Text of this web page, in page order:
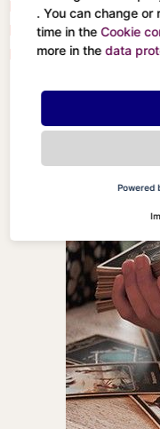
Die Mäßigkeit
Der Teufel
Der Turm
. You can change
time in theCookie
more in thedata
Powered